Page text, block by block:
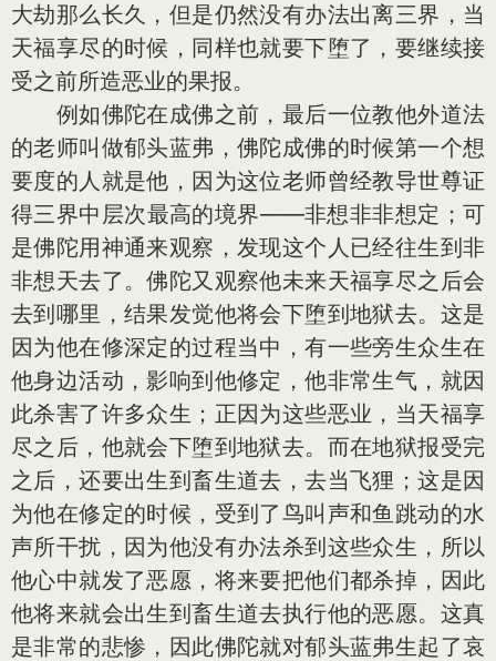
大劫那么长久，但是仍然没有办法出离三界，当
天福享尽的时候，同样也就要下堕了，要继续接
受之前所造恶业的果报。
例如佛陀在成佛之前，最后一位教他外道法
的老师叫做郁头蓝弗，佛陀成佛的时候第一个想
要度的人就是他，因为这位老师曾经教导世尊证
得三界中层次最高的境界——非想非非想定；可
是佛陀用神通来观察，发现这个人已经往生到非
非想天去了。佛陀又观察他未来天福享尽之后会
去到哪里，结果发觉他将会下堕到地狱去。这是
因为他在修深定的过程当中，有一些旁生众生在
他身边活动，影响到他修定，他非常生气，就因
此杀害了许多众生；正因为这些恶业，当天福享
尽之后，他就会下堕到地狱去。而在地狱报受完
之后，还要出生到畜生道去，去当飞狸；这是因
为他在修定的时候，受到了鸟叫声和鱼跳动的水
声所干扰，因为他没有办法杀到这些众生，所以
他心中就发了恶愿，将来要把他们都杀掉，因此
他将来就会出生到畜生道去执行他的恶愿。这真
是非常的悲惨，因此佛陀就对郁头蓝弗生起了哀